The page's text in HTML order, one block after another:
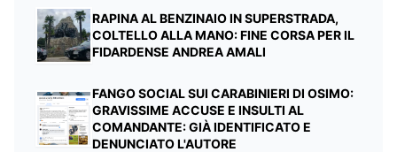
RAPINA AL BENZINAIO IN SUPERSTRADA,
COLTELLO ALLA MANO: FINE CORSA PER IL
FIDARDENSE ANDREA AMALI
FANGO SOCIAL SUI CARABINIERI DI OSIMO:
GRAVISSIME ACCUSE E INSULTI AL
COMANDANTE: GIÀ IDENTIFICATO E
DENUNCIATO L'AUTORE